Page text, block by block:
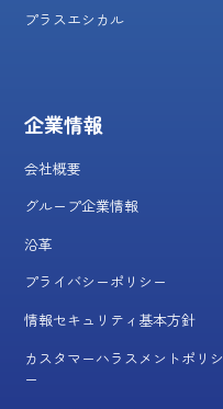
プラスエシカル
企業情報
会社概要
グループ企業情報
沿革
プライバシーポリシー
情報セキュリティ基本方針
カスタマーハラスメントポリシ
ー